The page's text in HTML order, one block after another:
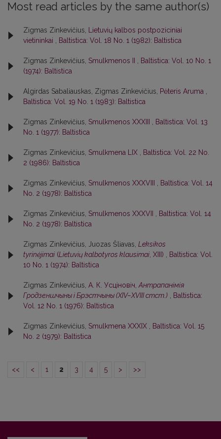
Most read articles by the same author(s)
Zigmas Zinkevičius, Lietuvių kalbos postpoziciniai
vietininkai , Baltistica: Vol. 18 No. 1 (1982): Baltistica
Zigmas Zinkevičius, Smulkmenos II , Baltistica: Vol. 10 No. 1
(1974): Baltistica
Algirdas Sabaliauskas, Zigmas Zinkevičius, Pėteris Aruma ,
Baltistica: Vol. 19 No. 1 (1983): Baltistica
Zigmas Zinkevičius, Smulkmenos XXXIII , Baltistica: Vol. 13
No. 1 (1977): Baltistica
Zigmas Zinkevičius, Smulkmena LIX , Baltistica: Vol. 22 No.
2 (1986): Baltistica
Zigmas Zinkevičius, Smulkmenos XXXVIII , Baltistica: Vol. 14
No. 2 (1978): Baltistica
Zigmas Zinkevičius, Smulkmenos XXXVII , Baltistica: Vol. 14
No. 2 (1978): Baltistica
Zigmas Zinkevičius, Juozas Šliavas, Leksikos
tyrinėjimai (Lietuvių kalbotyros klausimai, XIII) , Baltistica: Vol.
10 No. 1 (1974): Baltistica
Zigmas Zinkevičius, А. К. Усцiновiч,Антрапанiмiя
Гродзеншчыны i Брэстчыны (XIV–XVIII стст.) , Baltistica:
Vol. 12 No. 1 (1976): Baltistica
Zigmas Zinkevičius, Smulkmena XXXIX , Baltistica: Vol. 15
No. 2 (1979): Baltistica
<< < 1 2 3 4 5 > >>